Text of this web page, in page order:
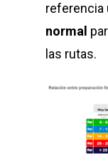
referencia
normal
las rutas.